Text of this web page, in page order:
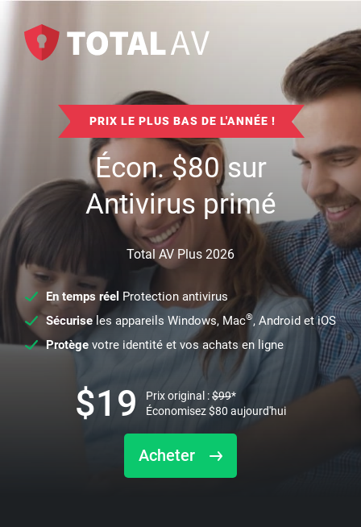
PRIX LE PLUS BAS DE L'ANNÉE !
Écon.$80sur
Antivirus primé
Total AV Plus 2026
En temps réel Protection antivirus
Sécuriseles appareils Windows, Mac®, Android et iOS
Protège votre identité et vos achats en ligne
Acheter
$19 Prix original :$99*
Économisez$80 aujourd'hui